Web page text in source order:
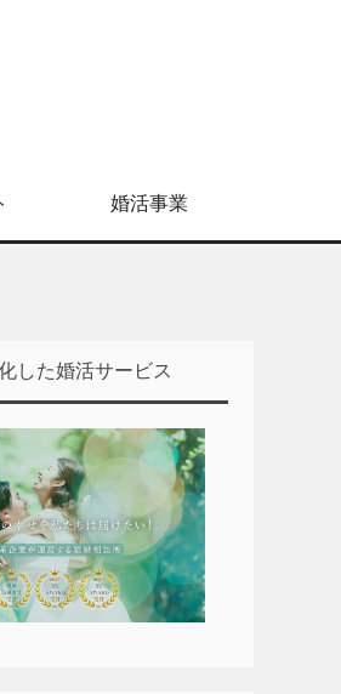
婚活事業
した婚活サービス